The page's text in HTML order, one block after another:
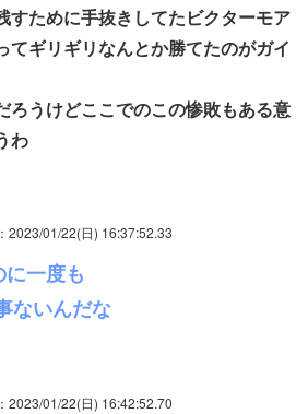
すために手抜きしてたビクターモア
てギリギリなんとか勝てたのがガイ
ろうけどここでのこの惨敗もある意
わ
：2023/01/22(日) 16:37:52.33
一度も
ないんだな
：2023/01/22(日) 16:42:52.70